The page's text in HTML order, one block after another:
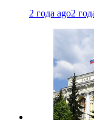
2 года ago2